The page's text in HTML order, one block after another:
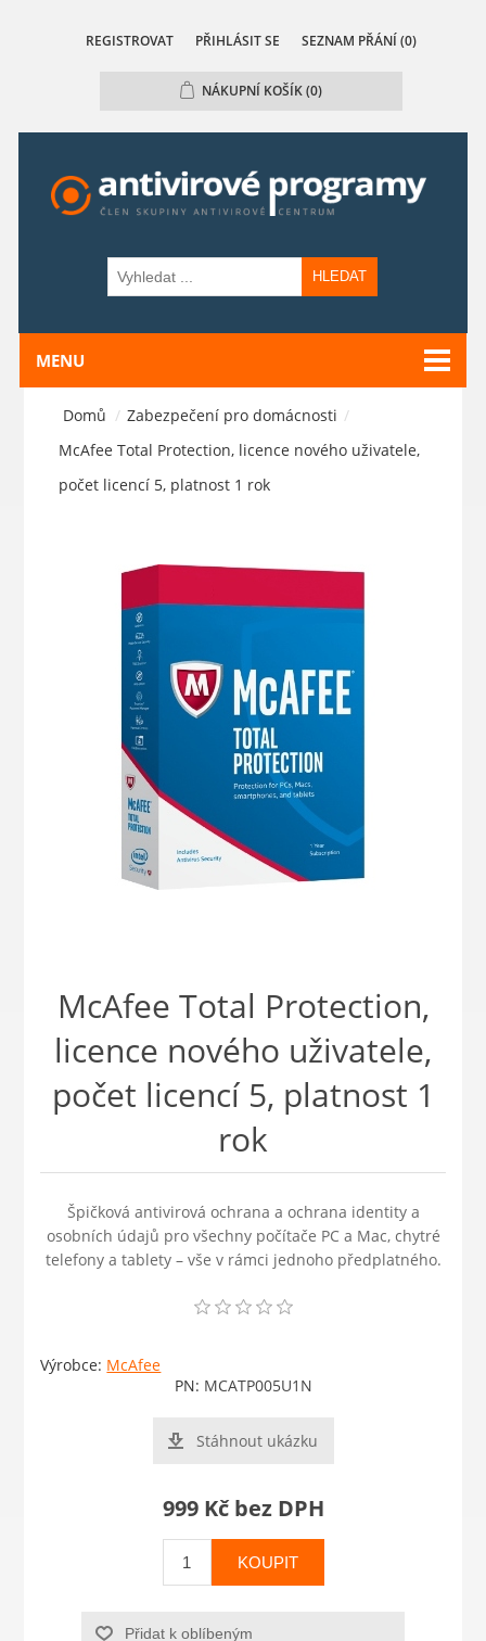
REGISTROVAT PŘIHLÁSIT SE SEZNAM PŘÁNÍ (0)
NÁKUPNÍ KOŠÍK(0)
HLEDAT
MENU
Domů / Zabezpečení pro domácnosti /
McAfee Total Protection, licence nového uživatele,
počet licencí 5, platnost 1 rok
McAfee Total Protection,
licence nového uživatele,
počet licencí 5, platnost 1
rok
Špičková antivirová ochrana a ochrana identity a
osobních údajů pro všechny počítače PC a Mac, chytré
telefony a tablety – vše v rámci jednoho předplatného.
Výrobce: McAfee
PN: MCATP005U1N
Stáhnout ukázku
999 Kč bez DPH
KOUPIT
Přidat k oblíbeným